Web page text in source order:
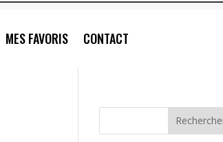
MES FAVORIS CONTACT